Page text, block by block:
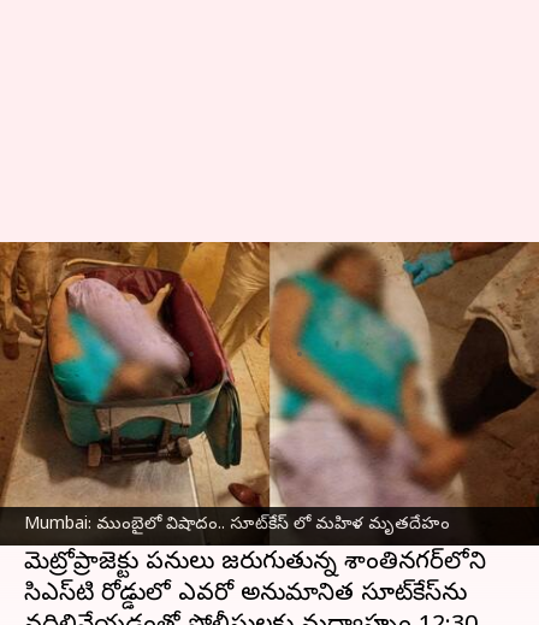
Mumbai: ముంబైలో విషాదం.. సూట్‌కేస్ లో మహిళ మృతదేహం
Mumbai: ముంబైలో విషాదం..
సూట్‌కేస్ లో మహిళ మృతదేహం
వ్రాసిన వారు Sirish Praharaju Nov 20, 2023 11:07 am
ఈ వార్తాకథనం ఏంటి
సెంట్రల్ముంబైలోని కుర్లాలో సూట్‌కేస్‌లో మహిళ
మృతదేహం లభ్యమైనట్లు పోలీసులు ఆదివారం
తెలిపారు.
మెట్రోప్రాజెక్టు పనులు జరుగుతున్న శాంతినగర్‌లోని
సిఎస్‌టి రోడ్డులో ఎవరో అనుమానిత సూట్‌కేస్‌ను